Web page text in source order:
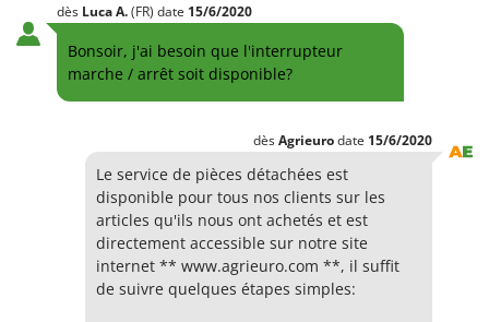
dès LucaA.(FR) date 15/6/2020
Bonsoir, j'ai besoin que l'interrupteur
marche / arrêt soit disponible?
dèsAgrieurodate 15/6/2020
Le service de pièces détachées est
disponible pour tous nos clients sur les
articles qu'ils nous ont achetés et est
directement accessible sur notre site
internet ** www.agrieuro.com **, il suffit
de suivre quelques étapes simples: